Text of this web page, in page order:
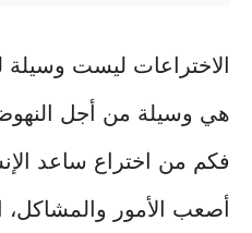
الاختراعات ليست
هي وسيلة من أجل
فكم من اختراع ساعد
أصعب الأمور والمشاكل،